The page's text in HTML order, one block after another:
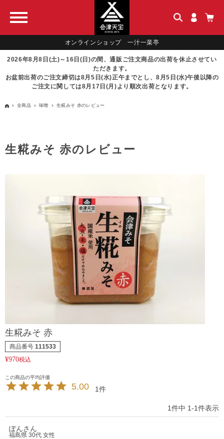
オンラインショップ 一汁一菜亭
2026年8月8日(土)～16日(日)の間、通販ご注文商品の出荷を休止させてい
ただきます。
お盆前出荷のご注文締切は8月5日(水)正午までとし、8月5日(水)午後以降の
ご注文に関しては8月17日(月)より順次出荷となります。
全商品 味噌 生糀みそ 赤のレビュー
生糀みそ 赤のレビュー
生糀みそ 赤
商品番号 111533
¥970税込
5.00 1
1件中 1-1件表示
ぽん
福島県 30代 女性